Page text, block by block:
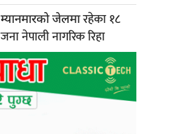
म्यानमारको जेलमारहेका १८
जना नेपाली नागरिक रिहा